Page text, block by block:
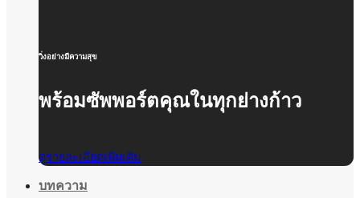
วิ่งอย่างมีความสุข
พร้อมซัพพอร์ตคุณในทุกย่างก้าว
ดูรายละเอียดเพิ่มเติม
บทความ